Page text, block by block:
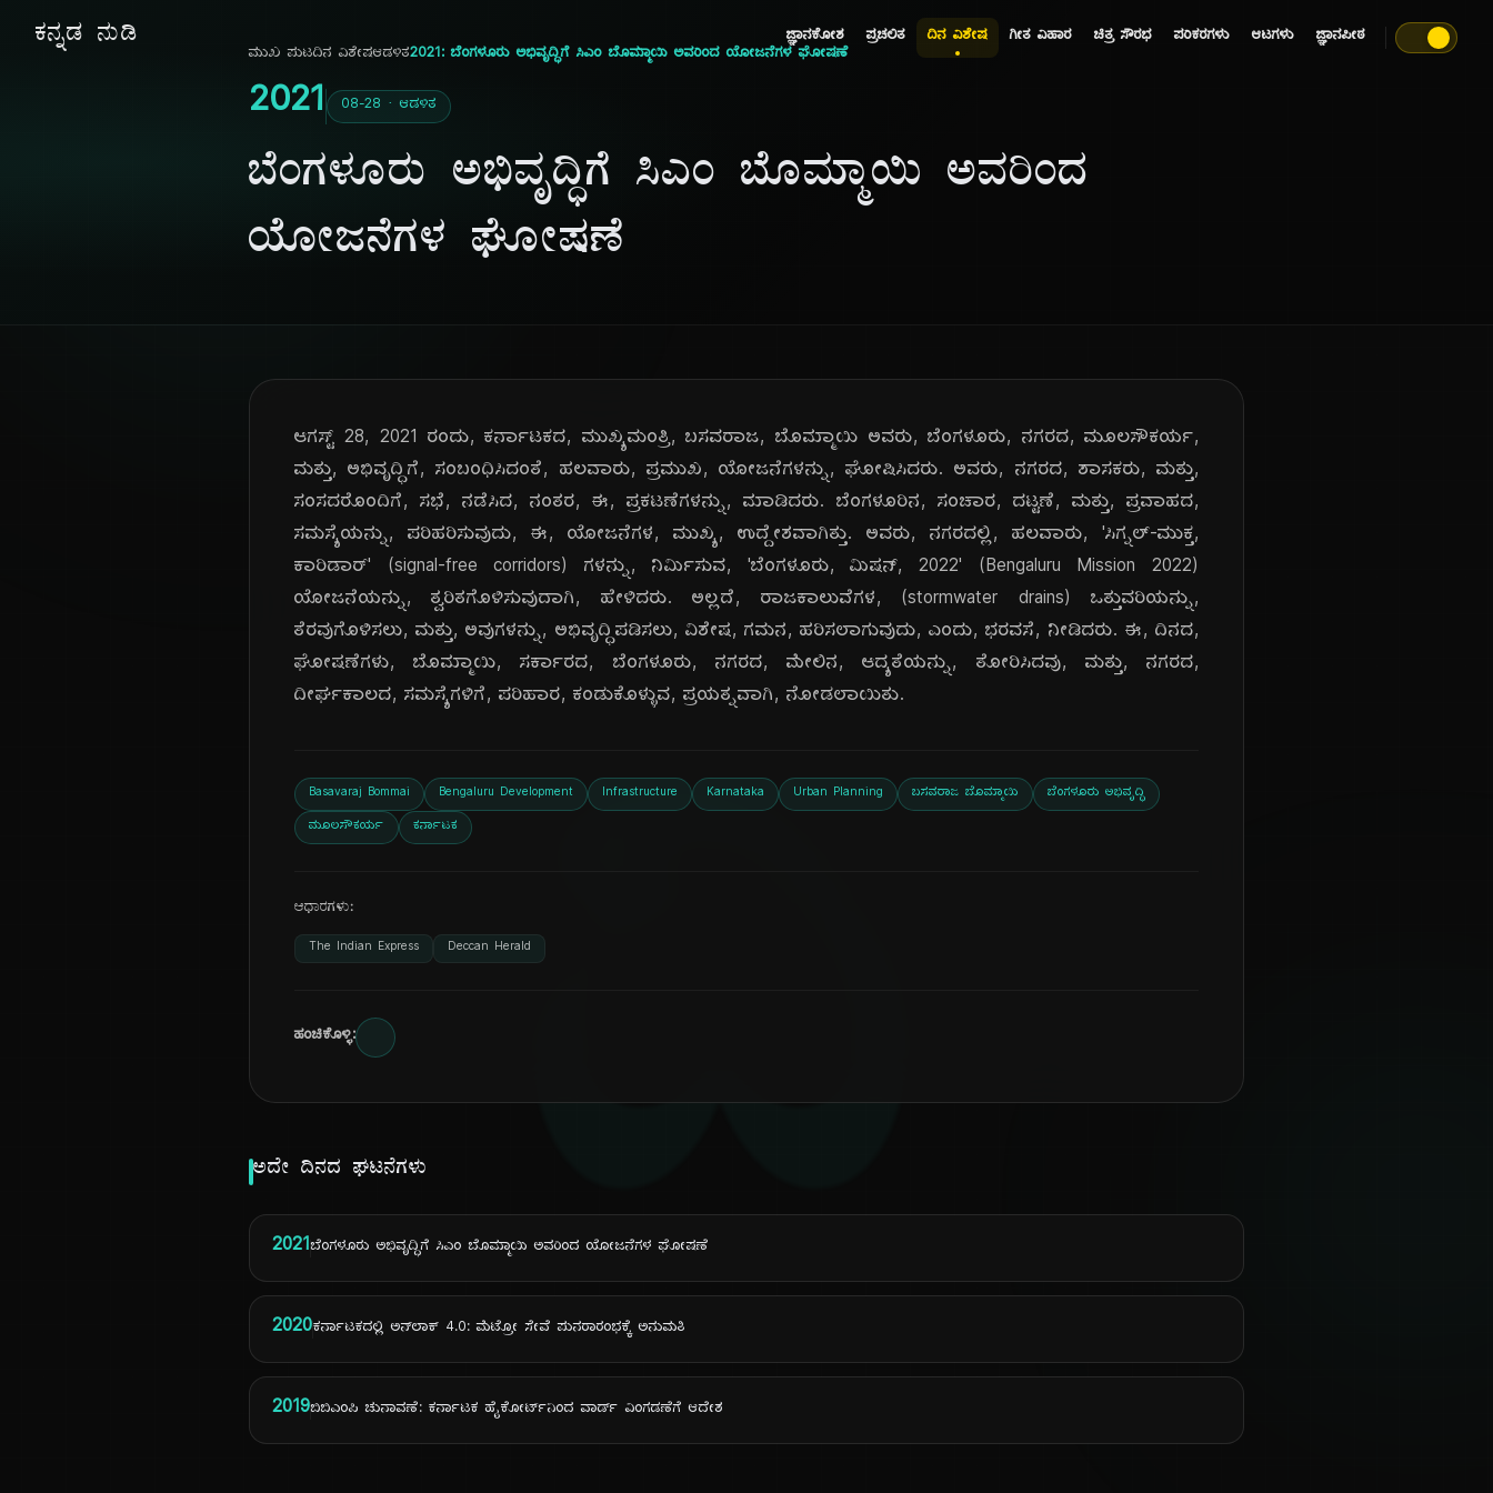
ಕನ್ನಡ ನುಡಿ ಜ್ಞಾನಕೋಶ ಪ್ರಚಲಿತ ದಿನ ವಿಶೇಷ ಗೀತ ವಿಹಾರ ಚಿತ್ರ ಸೌರಭ ಪರಿಕರಗಳು ಆಟಗಳು ಜ್ಞಾನಪೀಠ
ದಿ
ಮುಖ ಪುಟದಿನ ವಿಶೇಷಆಡಳಿತ2021: ಬೆಂಗಳೂರು ಅಭಿವೃದ್ಧಿಗೆ ಸಿಎಂ ಬೊಮ್ಮಾಯಿ ಅವರಿಂದ ಯೋಜನೆಗಳ ಘೋಷಣೆ
2021 08-28 · ಆಡಳಿತ
ಬೆಂಗಳೂರು ಅಭಿವೃದ್ಧಿಗೆ ಸಿಎಂ ಬೊಮ್ಮಾಯಿ ಅವರಿಂದ
ಯೋಜನೆಗಳ ಘೋಷಣೆ
ಆಗಸ್ಟ್ 28, 2021 ರಂದು, ಕರ್ನಾಟಕದ, ಮುಖ್ಯಮಂತ್ರಿ, ಬಸವರಾಜ, ಬೊಮ್ಮಾಯಿ ಅವರು, ಬೆಂಗಳೂರು, ನಗರದ, ಮೂಲಸೌಕರ್ಯ,
ಮತ್ತು, ಅಭಿವೃದ್ಧಿಗೆ, ಸಂಬಂಧಿಸಿದಂತೆ, ಹಲವಾರು, ಪ್ರಮುಖ, ಯೋಜನೆಗಳನ್ನು, ಘೋಷಿಸಿದರು. ಅವರು, ನಗರದ, ಶಾಸಕರು, ಮತ್ತು,
ಸಂಸದರೊಂದಿಗೆ, ಸಭೆ, ನಡೆಸಿದ, ನಂತರ, ಈ, ಪ್ರಕಟಣೆಗಳನ್ನು, ಮಾಡಿದರು. ಬೆಂಗಳೂರಿನ, ಸಂಚಾರ, ದಟ್ಟಣೆ, ಮತ್ತು, ಪ್ರವಾಹದ,
ಸಮಸ್ಯೆಯನ್ನು, ಪರಿಹರಿಸುವುದು, ಈ, ಯೋಜನೆಗಳ, ಮುಖ್ಯ, ಉದ್ದೇಶವಾಗಿತ್ತು. ಅವರು, ನಗರದಲ್ಲಿ, ಹಲವಾರು, 'ಸಿಗ್ನಲ್-ಮುಕ್ತ,
ಕಾರಿಡಾರ್' (signal-free corridors) ಗಳನ್ನು, ನಿರ್ಮಿಸುವ, 'ಬೆಂಗಳೂರು, ಮಿಷನ್, 2022' (Bengaluru Mission 2022)
ಯೋಜನೆಯನ್ನು, ತ್ವರಿತಗೊಳಿಸುವುದಾಗಿ, ಹೇಳಿದರು. ಅಲ್ಲದೆ, ರಾಜಕಾಲುವೆಗಳ, (stormwater drains) ಒತ್ತುವರಿಯನ್ನು,
ತೆರವುಗೊಳಿಸಲು, ಮತ್ತು, ಅವುಗಳನ್ನು, ಅಭಿವೃದ್ಧಿಪಡಿಸಲು, ವಿಶೇಷ, ಗಮನ, ಹರಿಸಲಾಗುವುದು, ಎಂದು, ಭರವಸೆ, ನೀಡಿದರು. ಈ, ದಿನದ,
ಘೋಷಣೆಗಳು, ಬೊಮ್ಮಾಯಿ, ಸರ್ಕಾರದ, ಬೆಂಗಳೂರು, ನಗರದ, ಮೇಲಿನ, ಆದ್ಯತೆಯನ್ನು, ತೋರಿಸಿದವು, ಮತ್ತು, ನಗರದ,
ದೀರ್ಘಕಾಲದ, ಸಮಸ್ಯೆಗಳಿಗೆ, ಪರಿಹಾರ, ಕಂಡುಕೊಳ್ಳುವ, ಪ್ರಯತ್ನವಾಗಿ, ನೋಡಲಾಯಿತು.
Basavaraj Bommai Bengaluru Development Infrastructure Karnataka Urban Planning ಬಸವರಾಜ ಬೊಮ್ಮಾಯಿ ಬೆಂಗಳೂರು ಅಭಿವೃದ್ಧಿ
ಮೂಲಸೌಕರ್ಯ ಕರ್ನಾಟಕ
ಆಧಾರಗಳು:
The Indian Express Deccan Herald
ಹಂಚಿಕೊಳ್ಳಿ:
ಅದೇ ದಿನದ ಘಟನೆಗಳು
2021ಬೆಂಗಳೂರು ಅಭಿವೃದ್ಧಿಗೆ ಸಿಎಂ ಬೊಮ್ಮಾಯಿ ಅವರಿಂದ ಯೋಜನೆಗಳ ಘೋಷಣೆ
2020ಕರ್ನಾಟಕದಲ್ಲಿ ಅನ್‌ಲಾಕ್ 4.0: ಮೆಟ್ರೋ ಸೇವೆ ಪುನರಾರಂಭಕ್ಕೆ ಅನುಮತಿ
2019ಬಿಬಿಎಂಪಿ ಚುನಾವಣೆ: ಕರ್ನಾಟಕ ಹೈಕೋರ್ಟ್‌ನಿಂದ ವಾರ್ಡ್ ವಿಂಗಡಣೆಗೆ ಆದೇಶ